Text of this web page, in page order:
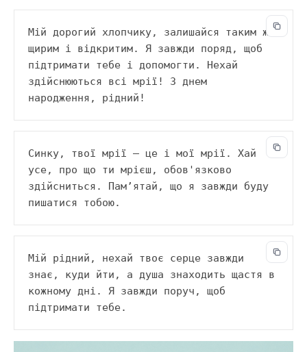
Мій дорогий хлопчику, залишайся таким же
щирим і відкритим. Я завжди поряд, щоб
підтримати тебе і допомогти. Нехай
здійснюються всі мрії! З днем
народження, рідний!
Синку, твої мрії — це і мої мрії. Хай
усе, про що ти мрієш, обов'язково
здійсниться. Пам’ятай, що я завжди буду
пишатися тобою.
Мій рідний, нехай твоє серце завжди
знає, куди йти, а душа знаходить щастя в
кожному дні. Я завжди поруч, щоб
підтримати тебе.